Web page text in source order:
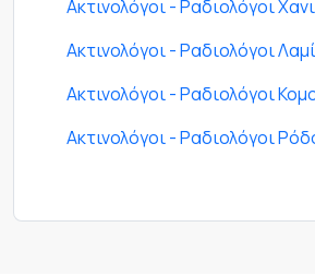
Ακτινολόγοι - Ραδιολόγοι
Ακτινολόγοι - Ραδιολόγοι
Ακτινολόγοι - Ραδιολόγοι
Ακτινολόγοι - Ραδιολόγοι